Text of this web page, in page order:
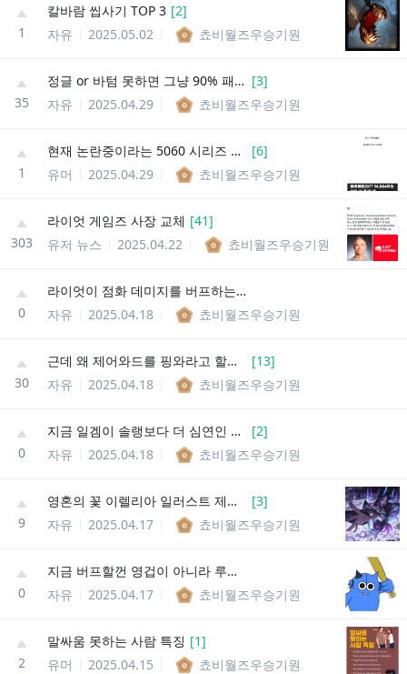
1
칼바람 씹사기 TOP 3 [2]
자유
2025.05.02 쵸비월즈우승기원
35
정글 or 바텀 못하면 그냥 90% 패배임 [3]
자유
2025.04.29 쵸비월즈우승기원
1
현재 논란중이라는 5060 시리즈 글카 근황 [6]
유머
2025.04.29 쵸비월즈우승기원
303
라이엇 게임즈 사장 교체 [41]
유저 뉴스
2025.04.22 쵸비월즈우승기원
0
라이엇이 점화 데미지를 버프하는게 아니라
자유
2025.04.18 쵸비월즈우승기원
30
근데 왜 제어와드를 핑와라고 할까요? [13]
자유
2025.04.18 쵸비월즈우승기원
0
지금 일겜이 솔랭보다 더 심연인 이유 [2]
자유
2025.04.18 쵸비월즈우승기원
9
영혼의 꽃 이렐리아 일러스트 제작자가 그린 스킨들 [3]
자유
2025.04.17 쵸비월즈우승기원
0
지금 버프할껀 영겁이 아니라 루덴 아닌가
자유
2025.04.17 쵸비월즈우승기원
2
말싸움 못하는 사람 특징 [1]
유머
2025.04.15 쵸비월즈우승기원